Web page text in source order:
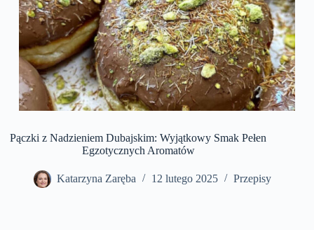
Pączki z Nadzieniem Dubajskim: Wyjątkowy Smak Pełen
Egzotycznych Aromatów
Katarzyna Zaręba 12 lutego 2025 Przepisy